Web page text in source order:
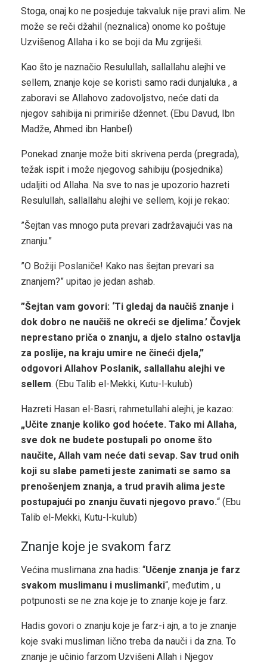
Stoga, onaj ko ne posjeduje takvaluk nije pravi alim. Ne
može se reči džahil (neznalica) onome ko poštuje
Uzvišenog Allaha i ko se boji da Mu zgriješi.
Kao što je naznačio Resulullah, sallallahu alejhi ve
sellem, znanje koje se koristi samo radi dunjaluka , a
zaboravi se Allahovo zadovoljstvo, neće dati da
njegov sahibija ni primiriše džennet. (Ebu Davud, Ibn
Madže, Ahmed ibn Hanbel)
Ponekad znanje može biti skrivena perda (pregrada),
težak ispit i može njegovog sahibiju (posjednika)
udaljiti od Allaha. Na sve to nas je upozorio hazreti
Resulullah, sallallahu alejhi ve sellem, koji je rekao:
”Šejtan vas mnogo puta prevari zadržavajući vas na
znanju.”
”O Božiji Poslaniče! Kako nas šejtan prevari sa
znanjem?” upitao je jedan ashab.
”Šejtan vam govori: ‘Ti gledaj da naučiš znanje i
dok dobro ne naučiš ne okreći se djelima.’ Čovjek
neprestano priča o znanju, a djelo stalno ostavlja
za poslije, na kraju umire ne čineći djela,”
odgovori Allahov Poslanik, sallallahu alejhi ve
sellem. (Ebu Talib el-Mekki, Kutu-l-kulub)
Hazreti Hasan el-Basri, rahmetullahi alejhi, je kazao:
„Učite znanje koliko god hoćete. Tako mi Allaha,
sve dok ne budete postupali po onome što
naučite, Allah vam neće dati sevap. Sav trud onih
koji su slabe pameti jeste zanimati se samo sa
prenošenjem znanja, a trud pravih alima jeste
postupajući po znanju čuvati njegovo pravo.“ (Ebu
Talib el-Mekki, Kutu-l-kulub)
Znanje koje je svakom farz
Većina muslimana zna hadis: “Učenje znanja je farz
svakom muslimanu i muslimanki“, međutim , u
potpunosti se ne zna koje je to znanje koje je farz.
Hadis govori o znanju koje je farz-i ajn, a to je znanje
koje svaki musliman lično treba da nauči i da zna. To
znanje je učinio farzom Uzvišeni Allah i Njegov